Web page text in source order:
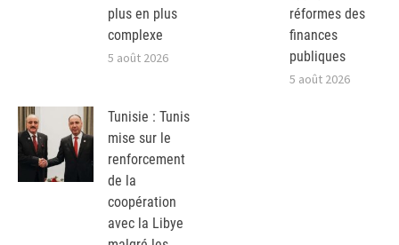
plus en plus
complexe
5 août 2026
réformes des
finances
publiques
5 août 2026
Tunisie : Tunis
mise sur le
renforcement
de la
coopération
avec la Libye